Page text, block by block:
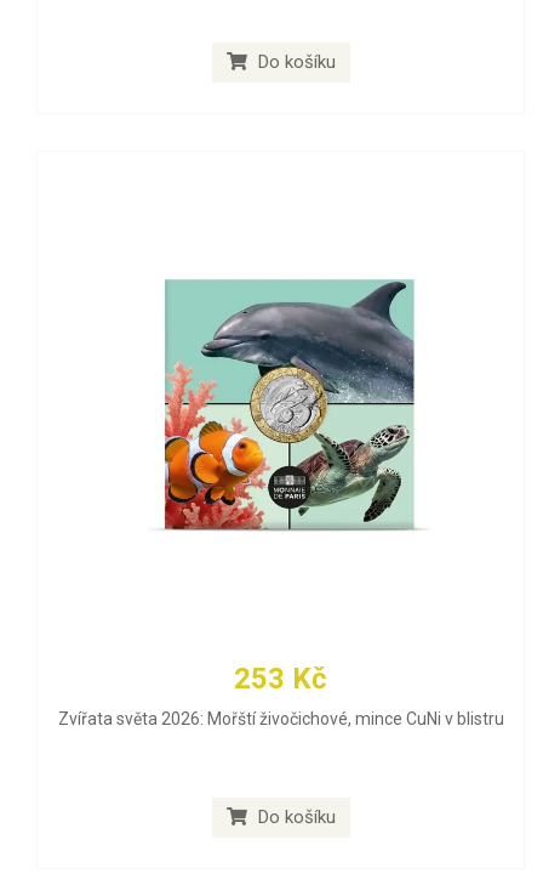
Do košíku
253 Kč
Zvířata světa 2026: Mořští živočichové, mince CuNi v blistru
Do košíku